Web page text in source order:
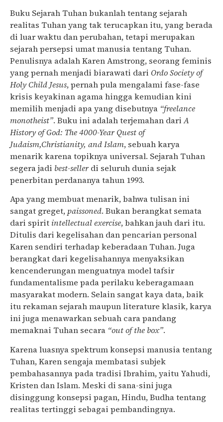
Buku Sejarah Tuhan bukanlah tentang sejarah
realitas Tuhan yang tak terucapkan itu, yang berada
di luar waktu dan perubahan, tetapi merupakan
sejarah persepsi umat manusia tentang Tuhan.
Penulisnya adalah Karen Amstrong, seorang feminis
yang pernah menjadi biarawati dari Ordo Society of
Holy Child Jesus, pernah pula mengalami fase-fase
krisis keyakinan agama hingga kemudian kini
memilih menjadi apa yang disebutnya “freelance
monotheist”. Buku ini adalah terjemahan dariA
History of God: The 4000-Year Quest of
Judaism,Christianity, and Islam, sebuah karya
menarik karena topiknya universal. Sejarah Tuhan
segera jadi best-seller di seluruh dunia sejak
penerbitan perdananya tahun 1993.
Apa yang membuat menarik, bahwa tulisan ini
sangat greget, paissoned. Bukan berangkat semata
dari spirit intellectual exercise, bahkan jauh dari itu.
Ditulis dari kegelisahan dan pencarian personal
Karen sendiri terhadap keberadaan Tuhan. Juga
berangkat dari kegelisahannya menyaksikan
kencenderungan menguatnya model tafsir
fundamentalisme pada perilaku keberagamaan
masyarakat modern. Selain sangat kaya data, baik
itu rekaman sejarah maupun literature klasik, karya
ini juga menawarkan sebuah cara pandang
memaknai Tuhan secara “out of the box”.
Karena luasnya spektrum konsepsi manusia tentang
Tuhan, Karen sengaja membatasi subjek
pembahasannya pada tradisi Ibrahim, yaitu Yahudi,
Kristen dan Islam. Meski di sana-sini juga
disinggung konsepsi pagan, Hindu, Budha tentang
realitas tertinggi sebagai pembandingnya.